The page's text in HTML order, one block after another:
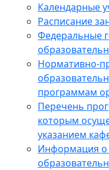
Календарные
Расписание
Федеральные
Нормативно-
программам
Перечень
которым
указанием
Информация о